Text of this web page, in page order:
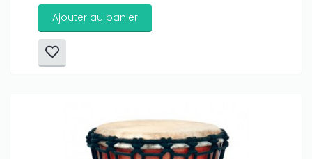
Ajouter au panier